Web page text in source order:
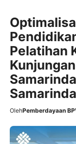
Pelatihan
Samarinda
OlehPemberdayaan